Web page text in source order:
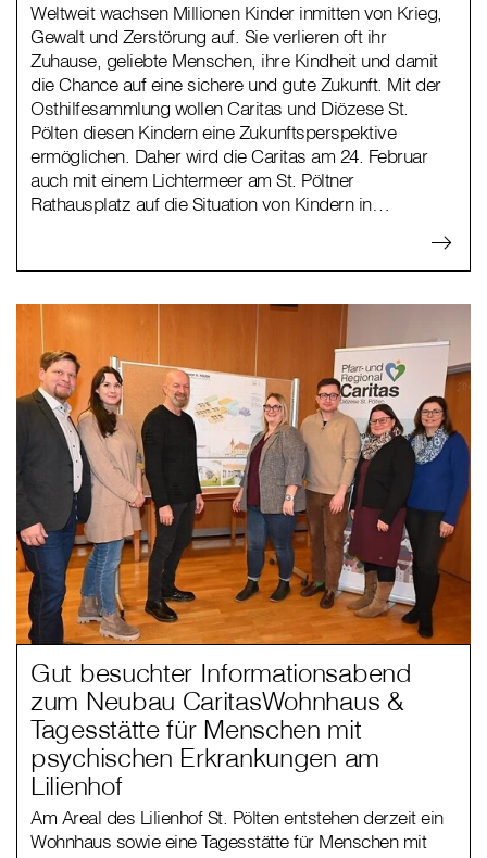
Weltweit wachsen Millionen Kinder inmitten von Krieg,
Gewalt und Zerstörung auf. Sie verlieren oft ihr
Zuhause, geliebte Menschen, ihre Kindheit und damit
die Chance auf eine sichere und gute Zukunft. Mit der
Osthilfesammlung wollen Caritas und Diözese St.
Pölten diesen Kindern eine Zukunftsperspektive
ermöglichen. Daher wird die Caritas am 24. Februar
auch mit einem Lichtermeer am St. Pöltner
Rathausplatz auf die Situation von Kindern in…
Gut besuchter Informationsabend
zum Neubau CaritasWohnhaus &
Tagesstätte für Menschen mit
psychischen Erkrankungen am
Lilienhof
Am Areal des Lilienhof St. Pölten entstehen derzeit ein
Wohnhaus sowie eine Tagesstätte für Menschen mit